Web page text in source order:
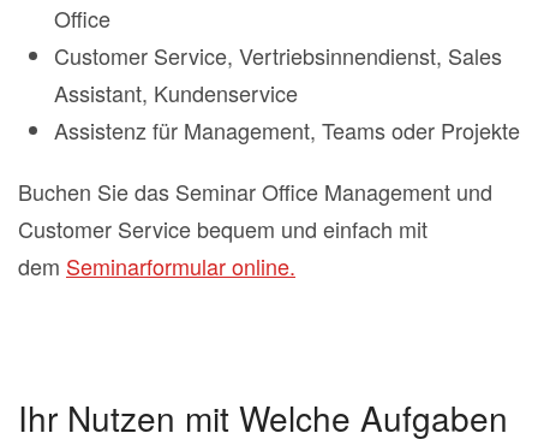
Office
Customer Service, Vertriebsinnendienst, Sales
Assistant, Kundenservice
Assistenz für Management, Teams oder Projekte
Buchen Sie das Seminar Office Management und
Customer Service bequem und einfach mit
dem Seminarformular online.
Ihr Nutzen mit Welche Aufgaben